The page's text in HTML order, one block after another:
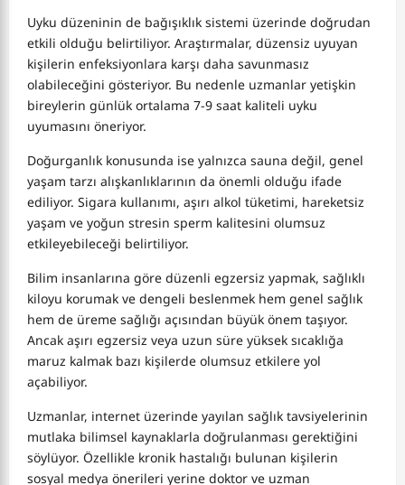
Uyku düzeninin de bağışıklık sistemi üzerinde doğrudan
etkili olduğu belirtiliyor. Araştırmalar, düzensiz uyuyan
kişilerin enfeksiyonlara karşı daha savunmasız
olabileceğini gösteriyor. Bu nedenle uzmanlar yetişkin
bireylerin günlük ortalama 7-9 saat kaliteli uyku
uyumasını öneriyor.
Doğurganlık konusunda ise yalnızca sauna değil, genel
yaşam tarzı alışkanlıklarının da önemli olduğu ifade
ediliyor. Sigara kullanımı, aşırı alkol tüketimi, hareketsiz
yaşam ve yoğun stresin sperm kalitesini olumsuz
etkileyebileceği belirtiliyor.
Bilim insanlarına göre düzenli egzersiz yapmak, sağlıklı
kiloyu korumak ve dengeli beslenmek hem genel sağlık
hem de üreme sağlığı açısından büyük önem taşıyor.
Ancak aşırı egzersiz veya uzun süre yüksek sıcaklığa
maruz kalmak bazı kişilerde olumsuz etkilere yol
açabiliyor.
Uzmanlar, internet üzerinde yayılan sağlık tavsiyelerinin
mutlaka bilimsel kaynaklarla doğrulanması gerektiğini
söylüyor. Özellikle kronik hastalığı bulunan kişilerin
sosyal medya önerileri yerine doktor ve uzman